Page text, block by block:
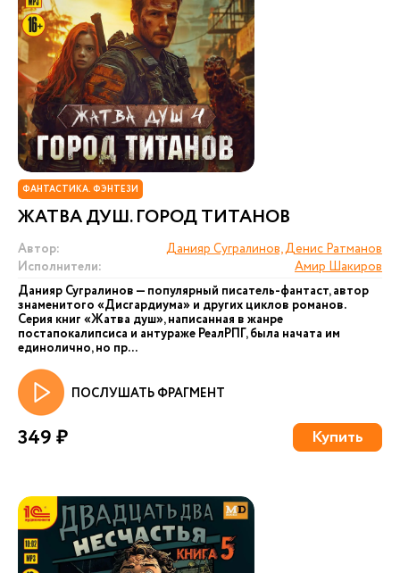
ФАНТАСТИКА. ФЭНТЕЗИ
ЖАТВА ДУШ. ГОРОД ТИТАНОВ
Автор:
Данияр Сугралинов, Денис Ратманов
Исполнители:
Амир Шакиров
Данияр Сугралинов — популярный писатель-фантаст, автор
знаменитого «Дисгардиума» и других циклов романов.
Серия книг «Жатва душ», написанная в жанре
постапокалипсиса и антураже РеалРПГ, была начата им
единолично, но пр...
ПОСЛУШАТЬ ФРАГМЕНТ
349 ₽ Купить